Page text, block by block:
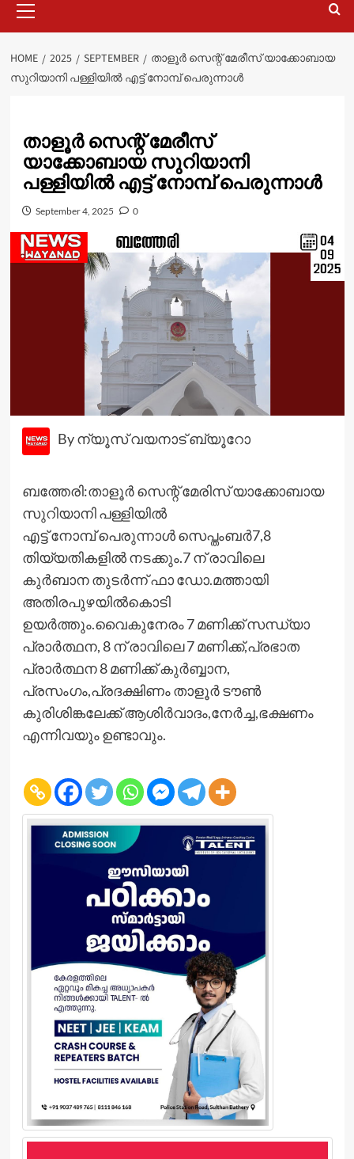
Menu
HOME 2025 SEPTEMBER
താളൂര്‍ സെന്റ് മേരീസ് യാക്കോബായ
സുറിയാനി പള്ളിയില്‍ എട്ട് നോമ്പ് പെരുന്നാള്‍
താളൂര്‍ സെന്റ് മേരീസ്
യാക്കോബായ സുറിയാനി
പള്ളിയില്‍ എട്ട് നോമ്പ് പെരുന്നാള്‍
September 4, 2025 0
By ന്യൂസ് വയനാട് ബ്യൂറോ
ബത്തേരി:താളൂര്‍ സെന്റ് മേരിസ് യാക്കോബായ
സുറിയാനി പള്ളിയില്‍
എട്ട് നോമ്പ് പെരുന്നാള്‍ സെപ്തംബര്‍7,8
തിയ്യതികളില്‍ നടക്കും.7 ന് രാവിലെ
കുര്‍ബാന തുടര്‍ന്ന് ഫാ ഡോ.മത്തായി
അതിരപുഴയില്‍കൊടി
ഉയര്‍ത്തും.വൈകുനേരം 7 മണിക്ക് സന്ധ്യാ
പ്രാര്‍ത്ഥന, 8 ന് രാവിലെ 7 മണിക്ക്,പ്രഭാത
പ്രാര്‍ത്ഥന 8 മണിക്ക് കുര്‍ബ്ബാന,
പ്രസംഗം,പ്രദക്ഷിണം താളൂര്‍ ടൗണ്‍
കുരിശിങ്കലേക്ക് ആശിര്‍വാദം,നേര്‍ച്ച,ഭക്ഷണം
എന്നിവയും ഉണ്ടാവും.